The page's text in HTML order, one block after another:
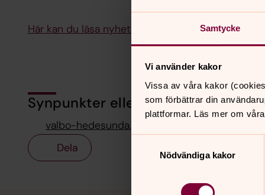
Samtycke
Vi använder kakor
Vissa av våra kakor
som förbättrar din
plattformar. Läs mer om
Nödvändiga kakor
Här kan du läsa nyhetsbrevet för vecka 38-39
Synpunkter eller frågor på sidans
valbo-hedesunda.pastorat@svenskakyrkan.se
Dela